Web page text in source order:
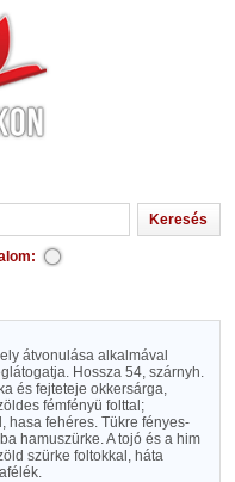
átvonulása alkalmával
Hossza 54, szárnyh.
és fejteteje okkersárga,
fémfényü folttal;
hasa fehéres. Tükre fényes-
hamuszürke. A tojó és a him
szürke foltokkal, háta